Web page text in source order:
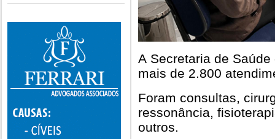
A Secretaria de
mais de 2.800
Foram consultas,
ressonância,
outros.